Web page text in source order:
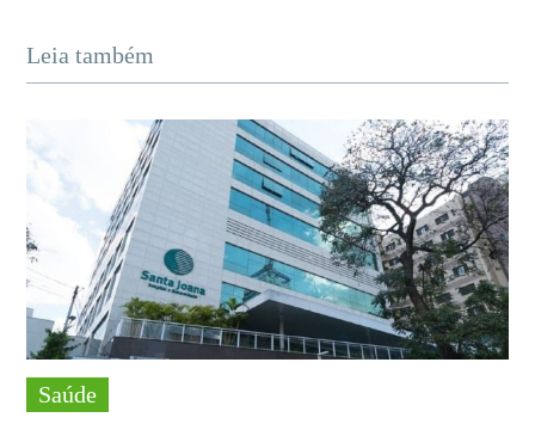
Leia também
Saúde